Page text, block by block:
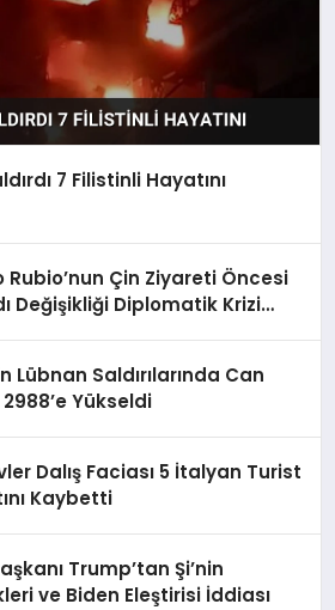
7 Filistinli Hayatını
Rubio’nun Çin Ziyareti Öncesi
Değişikliği Diplomatik Krizi
Lübnan Saldırılarında Can
2988’e Yükseldi
Dalış Faciası 5 İtalyan Turist
Kaybetti
Trump’tan Şi’nin
ve Biden Eleştirisi İddiası